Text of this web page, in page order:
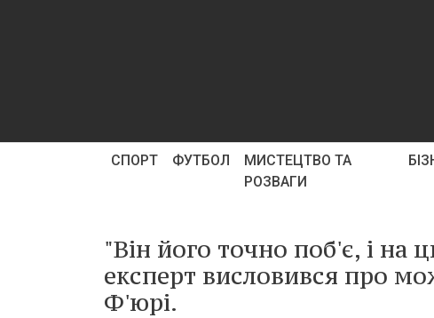
СПОРТ ФУТБОЛ
МИСТЕЦТВО ТА
РОЗВАГИ
"Він його точно поб'є, і на
експерт висловився про
Ф'юрі.